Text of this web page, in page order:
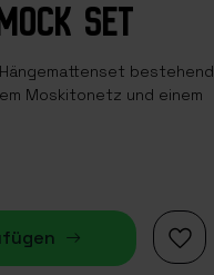
SET
bestehend
Moskitonetz und einem